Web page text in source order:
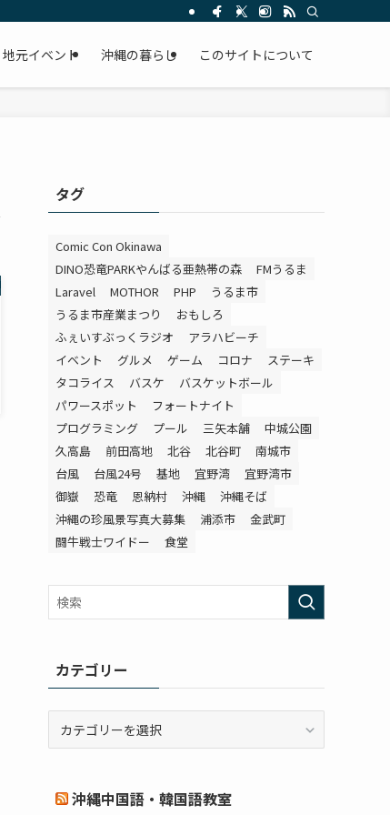
地元イベント 沖縄の暮らし このサイトについて
タグ
Comic Con Okinawa
DINO恐竜PARKやんばる亜熱帯の森
FMうるま
Laravel
MOTHOR PHP
うるま市
うるま市産業まつり
おもしろ
ふぇいすぶっくラジオ
アラハビーチ
イベント
グルメ ゲーム コロナ
ステーキ
タコライス
バスケ
バスケットボール
パワースポット
フォートナイト
プログラミング
プール 三矢本舗
中城公園
久高島
前田高地 北谷 北谷町
南城市
台風
台風24号 基地 宜野湾
宜野湾市
御嶽
恐竜 恩納村 沖縄
沖縄そば
沖縄の珍風景写真大募集
浦添市
金武町
闘牛戦士ワイドー
食堂
カテゴリー
ー
沖縄中国語・韓国語教室